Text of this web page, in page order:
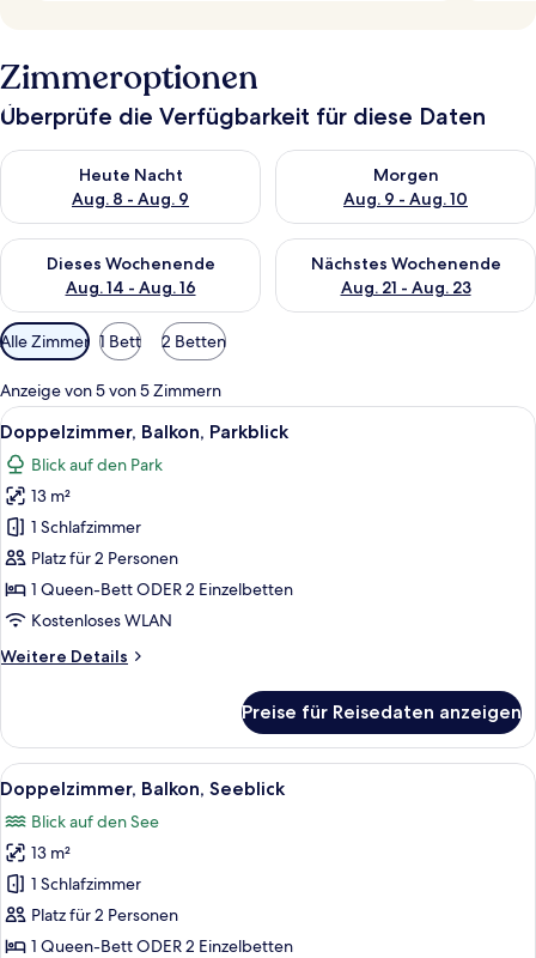
Zimmeroptionen
Überprüfe die Verfügbarkeit für diese Daten
Heute Nacht
Aug. 8 - Aug. 9
Überprüfe die Verfügbarkeit für heute Nacht, Aug. 8 - Aug. 9.
Morgen
Aug. 9 - Aug. 10
Überprüfe die Verfügbarkeit
Dieses Wochenende
Aug. 14 - Aug. 16
Überprüfe die Verfügbarkeit für dieses Wochenende, Aug. 14
Nächstes Wochenende
Aug. 21 - Aug. 23
Überprüfe die Verfügbarkeit
Verfügbare
Filter
für
Zimmer
Alle Zimmer 1 Bett 2 Betten
Anzeige von 5 von 5 Zimmern
Alle
Fotos
für
Doppelzimmer,
Balkon,
Parkblick
anzeigen
Ein modernes Schlafzimmer mit
7
Doppelzimmer, Balkon, Parkblick
Blick auf den Park
13 m²
1 Schlafzimmer
Platz für 2 Personen
1 Queen-Bett ODER 2 Einzelbetten
Kostenloses WLAN
Weitere Details
Weitere
Balkon,
Parkblick
Preise für Reisedaten anzeigen
Alle
Fotos
für
Doppelzimmer,
Balkon,
Seeblick
anzeigen
Ein modernes Hotelzimmer mit zwei
9
Doppelzimmer, Balkon, Seeblick
Blick auf den See
13 m²
1 Schlafzimmer
Platz für 2 Personen
1 Queen-Bett ODER 2 Einzelbetten